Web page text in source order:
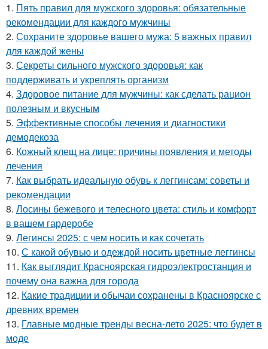
1. Пять правил для мужского здоровья: обязательные
рекомендации для каждого мужчины
2. Сохраните здоровье вашего мужа: 5 важных правил
для каждой жены
3. Секреты сильного мужского здоровья: как
поддерживать и укреплять организм
4. Здоровое питание для мужчины: как сделать рацион
полезным и вкусным
5. Эффективные способы лечения и диагностики
демодекоза
6. Кожный клещ на лице: причины появления и методы
лечения
7. Как выбрать идеальную обувь к леггинсам: советы и
рекомендации
8. Лосины бежевого и телесного цвета: стиль и комфорт
в вашем гардеробе
9. Легинсы 2025: с чем носить и как сочетать
10. С какой обувью и одеждой носить цветные леггинсы
11. Как выглядит Красноярская гидроэлектростанция и
почему она важна для города
12. Какие традиции и обычаи сохранены в Красноярске с
древних времен
13. Главные модные тренды весна-лето 2025: что будет в
моде